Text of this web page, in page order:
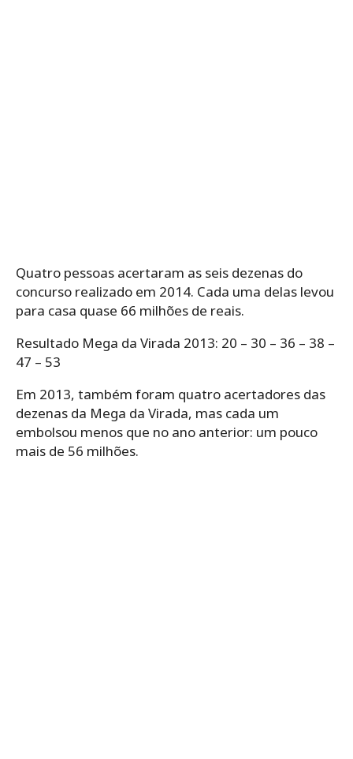
Quatro pessoas acertaram as seis dezenas do
concurso realizado em 2014. Cada uma delas levou
para casa quase 66 milhões de reais.
Resultado Mega da Virada 2013: 20 – 30 – 36 – 38 –
47 – 53
Em 2013, também foram quatro acertadores das
dezenas da Mega da Virada, mas cada um
embolsou menos que no ano anterior: um pouco
mais de 56 milhões.